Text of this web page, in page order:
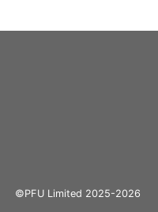
©PFU Limited 2025-2026